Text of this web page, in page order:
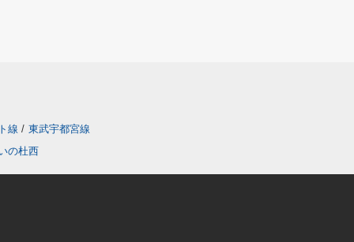
線 / 東武宇都宮線
の杜西